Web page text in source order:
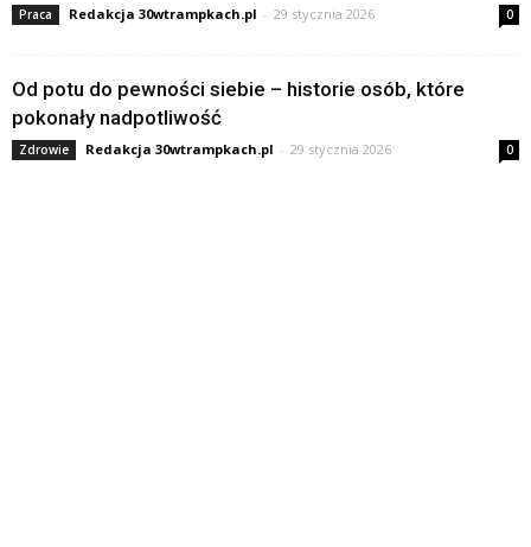
Praca Redakcja 30wtrampkach.pl - 29 stycznia 2026 0
Od potu do pewności siebie – historie osób, które
pokonały nadpotliwość
Zdrowie Redakcja 30wtrampkach.pl - 29 stycznia 2026 0